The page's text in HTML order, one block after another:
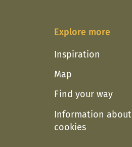
Explore more
Inspiration
Map
Find your way
Information about
cookies